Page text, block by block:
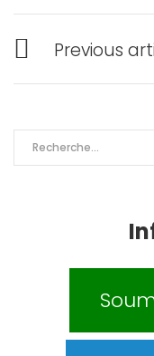
de
l’article
Previous
v
i
o
Rechercher :